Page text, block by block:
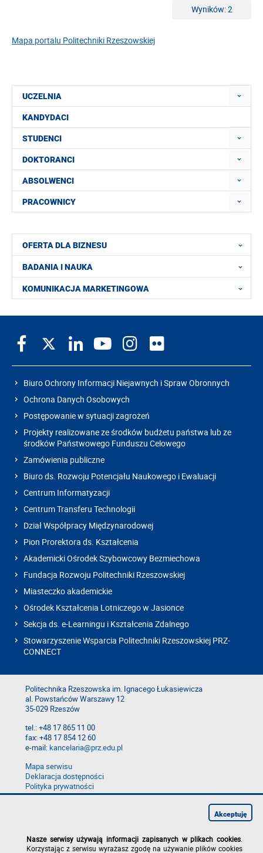
Wyników: 2
Mapa portalu Politechniki Rzeszowskiej
UCZELNIA
KANDYDACI
STUDENCI
DOKTORANCI
ABSOLWENCI
PRACOWNICY
OFERTA DLA BIZNESU
BADANIA I NAUKA
KOMUNIKACJA MARKETINGOWA
Biuro Ochrony Informacji Niejawnych i Spraw Obronnych
Ochrona Danych Osobowych
Postępowanie w sytuacji zagrożeń
Projekty realizowane ze środków budżetu państwa lub ze
środków Państwowego Funduszu Celowego
Zamówienia publiczne
Biuro ds. Rozwoju Potencjału Naukowego i Ewaluacji
Centrum Informatyzacji
Centrum Transferu Technologii
Dział Współpracy Międzynarodowej
Pion Prorektora ds. Kształcenia
Akademicki Ośrodek Szybowcowy Bezmiechowa
Fundacja Rozwoju Politechniki Rzeszowskiej
Miasteczko akademickie
Ośrodek Kształcenia Lotniczego w Jasionce
Sekcja ds. e-Learningu i Kształcenia Zdalnego
Stowarzyszenie Wsparcia Politechniki Rzeszowskiej PRZ-
CONNECT
Politechnika Rzeszowska im. Ignacego Łukasiewicza
al. Powstańców Warszawy 12
35-029 Rzeszów
tel.: +48 17 865 11 00
fax: +48 17 854 12 60
e-mail:kancelaria@prz.edu.pl
Mapa serwisu
Deklaracja dostępności
Polityka prywatności
Zgłoś błąd na stronie
Nasze serwisy używają informacji zapisanych w plikach cookies
Korzystając z serwisu wyrażasz zgodę na używanie plików cookies
Akceptuję